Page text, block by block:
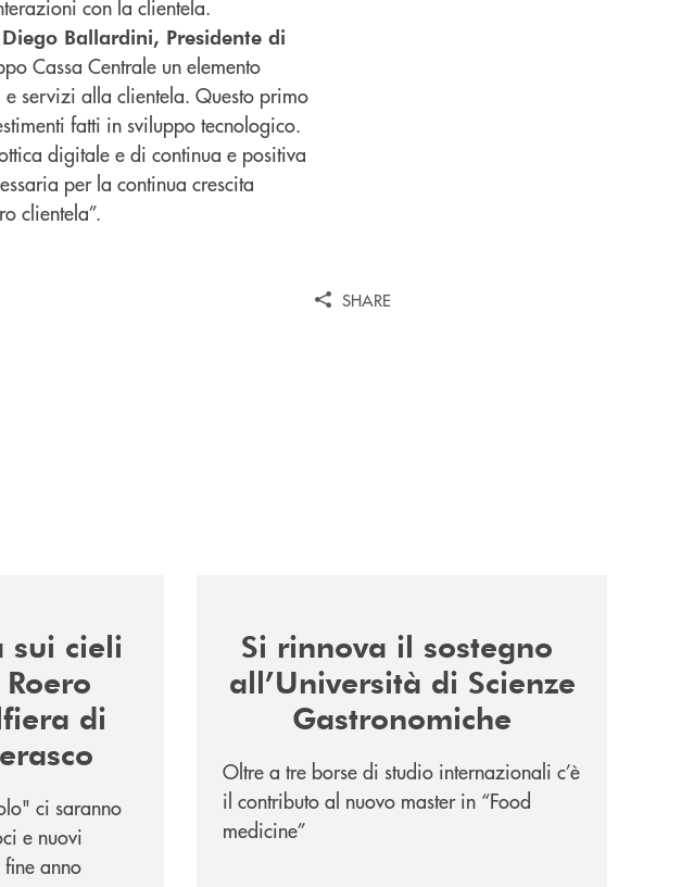
con la clientela.
Diego Ballardini, Presidente di
Cassa Centrale un elemento
servizi alla clientela. Questo primo
fatti in sviluppo tecnologico.
digitale e di continua e positiva
per la continua crescita
clientela”.
SHARE
sui cieli
di
ci saranno
e nuovi
anno
Si rinnova il sostegno
all’Università di Scienze
Gastronomiche
Oltre a tre borse di studio internazionali c’è
il contributo al nuovo master in “Food
medicine”